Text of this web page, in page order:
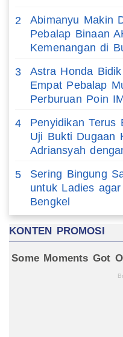
2
Abimanyu Makin
Pebalap Binaan
Kemenangan di
3
Astra Honda
Empat Pebalap
Perburuan Poin
4
Penyidikan Terus
Uji Bukti Dugaan
Adriansyah
5
Sering Bingung
untuk Ladies
Bengkel